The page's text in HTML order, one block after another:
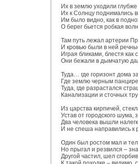
Их в землю уходили глубже
Их к Солнцу поднимались
Им было видно, как в
О берег бьется робкая
Там путь лежал артерии
И кровью были в ней
Играя бликами, блестя как
Они бежали в дымчатую
Туда… где горизонт дома
Где землю черным
Туда, где разрастался
Канализации и сточных
Из царства кирпичей,
Устав от городского шума,
Два человека вышли
И не спеша направились к
Один был ростом мал и
Но прыгал и резвился –
Другой частил, шел